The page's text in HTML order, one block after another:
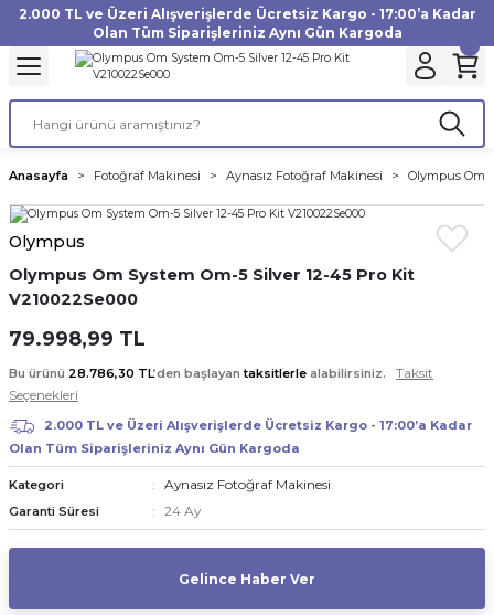
2.000 TL ve Üzeri Alışverişlerde Ücretsiz Kargo - 17:00’a Kadar
Olan Tüm Siparişleriniz Aynı Gün Kargoda
Geri Dön
Makinesi
Geri Dön
Geri Dön
Geri Dön
Geri Dön
Geri Dön
Geri Dön
Geri Dön
Geri Dön
Geri Dön
Geri Dön
Aksesuarları
Geri Dön
Anasayfa Fotoğraf Makinesi Aynasız Fotoğraf Makinesi Olympus Om
Olympus
Olympus Om System Om-5 Silver 12-45 Pro Kit
V210022Se000
79.998,99 TL
Bu ürünü 28.786,30 TL’den başlayantaksitlerle alabilirsiniz.
Taksit
Seçenekleri
2.000 TL ve Üzeri Alışverişlerde Ücretsiz Kargo - 17:00’a Kadar
Olan Tüm Siparişleriniz Aynı Gün Kargoda
Kategori Aynasız Fotoğraf Makinesi
Garanti Süresi 24 Ay
Gelince Haber Ver